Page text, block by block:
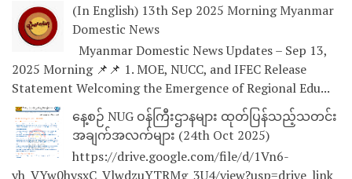
(In English) 13th Sep 2025 Morning Myanmar
Domestic News
Myanmar Domestic News Updates – Sep 13,
2025 Morning 📌📌 1. MOE, NUCC, and IFEC Release
Statement Welcoming the Emergence of Regional Edu...
နေ့စဉ် NUG ဝန်ကြီးဌာနများ ထုတ်ပြန်သည့်သတင်း
အချက်အလက်များ (24th Oct 2025)
https://drive.google.com/file/d/1Vn6-
yh_VYw0hysxC_VlwdzuYTRMg_3U4/view?usp=drive_link